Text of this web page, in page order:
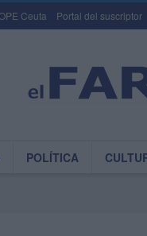
Ceuta Portal del suscriptor
POLÍTICA